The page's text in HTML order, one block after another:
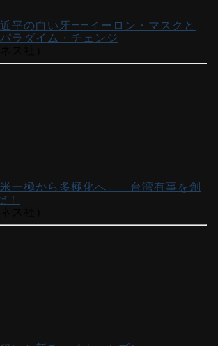
平の白い牙――イーロン・マスクと
ラダイム・チェンジ
一極から多極化へ」 台湾有事を創
！